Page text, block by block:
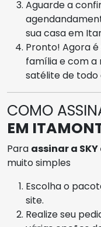
Aguarde a
sua casa em
Pronto! Agora
família e com a
satélite de todo
COMO
EM
Para assinar a
muito simples
Escolha o
site.
Realize seu